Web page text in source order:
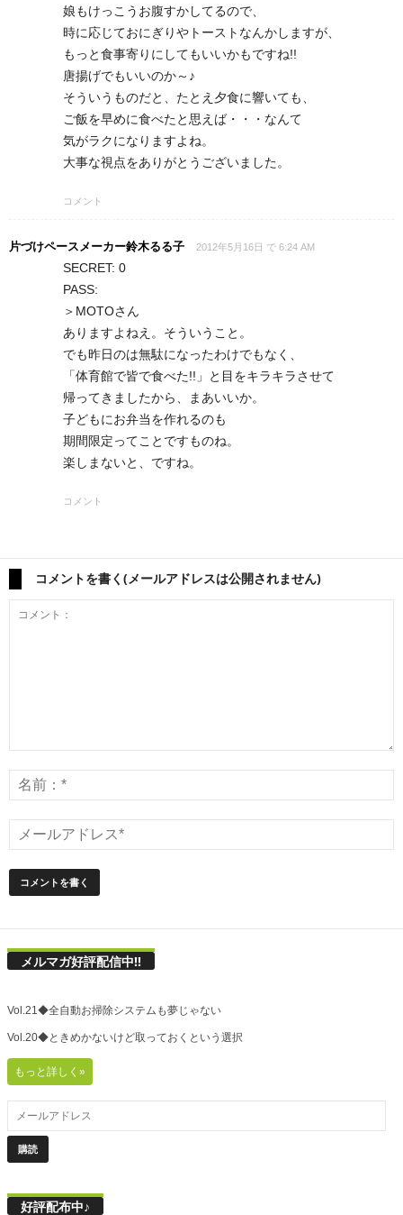
娘もけっこうお腹すかしてるので、
時に応じておにぎりやトーストなんかしますが、
もっと食事寄りにしてもいいかもですね!!
唐揚げでもいいのか～♪
そういうものだと、たとえ夕食に響いても、
ご飯を早めに食べたと思えば・・・なんて
気がラクになりますよね。
大事な視点をありがとうございました。
コメント
片づけペースメーカー鈴木るる子 2012年5月16日 で 6:24 AM
SECRET: 0
PASS:
＞MOTOさん
ありますよねえ。そういうこと。
でも昨日のは無駄になったわけでもなく、
「体育館で皆で食べた!!」と目をキラキラさせて
帰ってきましたから、まあいいか。
子どもにお弁当を作れるのも
期間限定ってことですものね。
楽しまないと、ですね。
コメント
コメントを書く(メールアドレスは公開されません)
メルマガ好評配信中!!
Vol.21◆全自動お掃除システムも夢じゃない
Vol.20◆ときめかないけど取っておくという選択
もっと詳しく»
好評配布中♪